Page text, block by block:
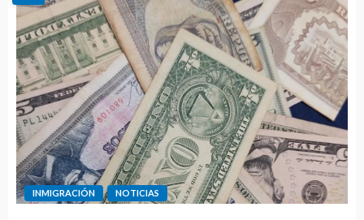
INMIGRACIÓN NOTICIAS